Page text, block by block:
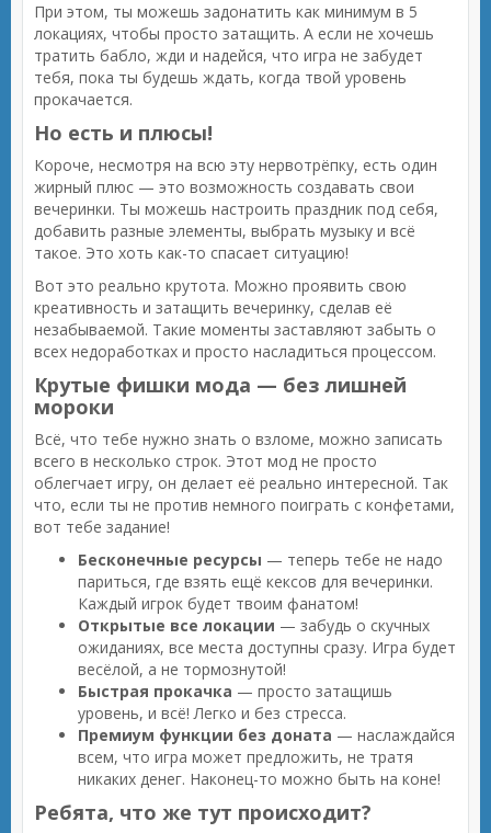
При этом, ты можешь задонатить как минимум в 5
локациях, чтобы просто затащить. А если не хочешь
тратить бабло, жди и надейся, что игра не забудет
тебя, пока ты будешь ждать, когда твой уровень
прокачается.
Но есть и плюсы!
Короче, несмотря на всю эту нервотрёпку, есть один
жирный плюс — это возможность создавать свои
вечеринки. Ты можешь настроить праздник под себя,
добавить разные элементы, выбрать музыку и всё
такое. Это хоть как-то спасает ситуацию!
Вот это реально крутота. Можно проявить свою
креативность и затащить вечеринку, сделав её
незабываемой. Такие моменты заставляют забыть о
всех недоработках и просто насладиться процессом.
Крутые фишки мода — без лишней
мороки
Всё, что тебе нужно знать о взломе, можно записать
всего в несколько строк. Этот мод не просто
облегчает игру, он делает её реально интересной. Так
что, если ты не против немного поиграть с конфетами,
вот тебе задание!
Бесконечные ресурсы — теперь тебе не надо
париться, где взять ещё кексов для вечеринки.
Каждый игрок будет твоим фанатом!
Открытые все локации — забудь о скучных
ожиданиях, все места доступны сразу. Игра будет
весёлой, а не тормознутой!
Быстрая прокачка — просто затащишь
уровень, и всё! Легко и без стресса.
Премиум функции без доната — наслаждайся
всем, что игра может предложить, не тратя
никаких денег. Наконец-то можно быть на коне!
Ребята, что же тут происходит?